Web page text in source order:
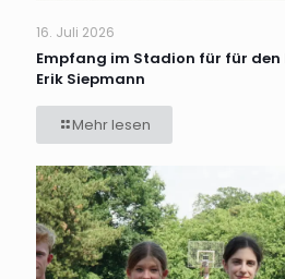
16. Juli 2026
Empfang im Stadion für für den
Erik Siepmann
Mehr lesen